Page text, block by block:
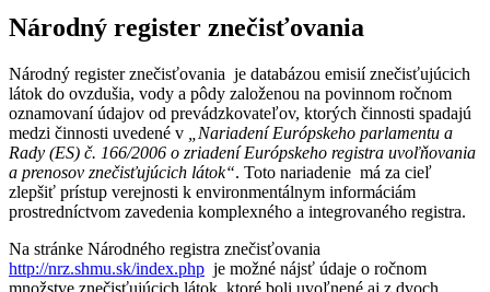
Národný register znečisťovania
Národný register znečisťovania je databázou emisií znečisťujúcich
látok do ovzdušia, vody a pôdy založenou na povinnom ročnom
oznamovaní údajov od prevádzkovateľov, ktorých činnosti spadajú
medzi činnosti uvedené v
„Nariadení Európskeho parlamentu a
Rady (ES) č. 166/2006 o zriadení Európskeho registra uvoľňovania
a prenosov znečisťujúcich látok“. Toto nariadenie má za cieľ
zlepšiť prístup verejnosti k environmentálnym informáciám
prostredníctvom zavedenia komplexného a integrovaného registra.
Na stránke Národného registra znečisťovania
http://nrz.shmu.sk/index.php je možné nájsť údaje o ročnom
množstve znečisťujúcich látok, ktoré boli uvoľnené aj z dvoch